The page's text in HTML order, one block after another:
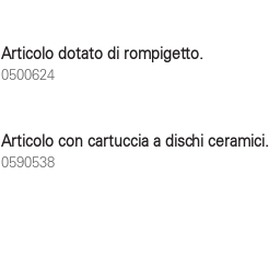
Articolo dotato di rompigetto.
0500624
Articolo con cartuccia a dischi ceramici.
0590538